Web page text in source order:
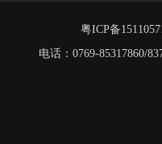
粤ICP备
电话：0769-85317860/